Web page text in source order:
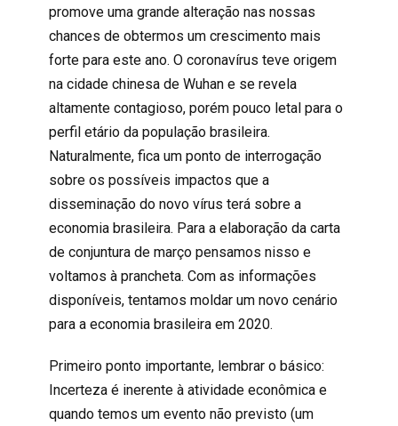
promove uma grande alteração nas nossas
chances de obtermos um crescimento mais
forte para este ano. O coronavírus teve origem
na cidade chinesa de Wuhan e se revela
altamente contagioso, porém pouco letal para o
perfil etário da população brasileira.
Naturalmente, fica um ponto de interrogação
sobre os possíveis impactos que a
disseminação do novo vírus terá sobre a
economia brasileira. Para a elaboração da carta
de conjuntura de março pensamos nisso e
voltamos à prancheta. Com as informações
disponíveis, tentamos moldar um novo cenário
para a economia brasileira em 2020.
Primeiro ponto importante, lembrar o básico:
Incerteza é inerente à atividade econômica e
quando temos um evento não previsto (um